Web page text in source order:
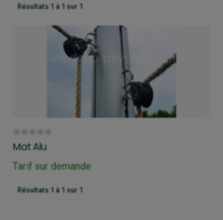
Résultats 1 à 1 sur 1
Mat Alu
Tarif sur demande
Résultats 1 à 1 sur 1